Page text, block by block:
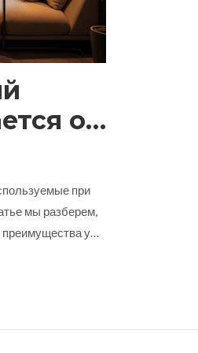
от
при
мы разберем,
преимущества у